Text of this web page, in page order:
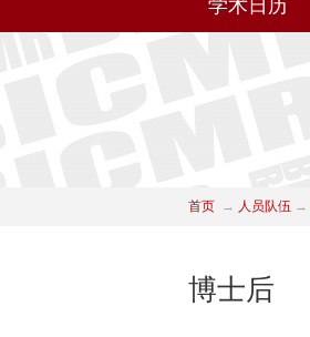
学术日历
首页 → 人员队伍 →
博士后